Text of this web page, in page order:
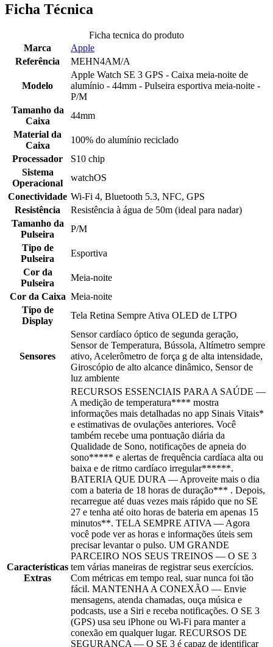
Ficha Técnica
Ficha tecnica do produto
Marca
Apple
Referência
MEHN4AM/A
Modelo
Apple Watch SE 3 GPS - Caixa meia-noite de
alumínio - 44mm - Pulseira esportiva meia-noite -
P/M
Tamanho da
Caixa
44mm
Material da
Caixa
100% do alumínio reciclado
Processador
S10 chip
Sistema
Operacional
watchOS
Conectividade Wi-Fi 4, Bluetooth 5.3, NFC, GPS
Resistência
Resistência à água de 50m (ideal para nadar)
Tamanho da
Pulseira
P/M
Tipo de
Pulseira
Esportiva
Cor da
Pulseira
Meia-noite
Cor da Caixa Meia-noite
Tipo de
Display
Tela Retina Sempre Ativa OLED de LTPO
Sensores
Sensor cardíaco óptico de segunda geração,
Sensor de Temperatura, Bússola, Altímetro sempre
ativo, Acelerômetro de força g de alta intensidade,
Giroscópio de alto alcance dinâmico, Sensor de
luz ambiente
Características
Extras
RECURSOS ESSENCIAIS PARA A SAÚDE —
A medição de temperatura**** mostra
informações mais detalhadas no app Sinais Vitais*
e estimativas de ovulações anteriores. Você
também recebe uma pontuação diária da
Qualidade de Sono, notificações de apneia do
sono***** e alertas de frequência cardíaca alta ou
baixa e de ritmo cardíaco irregular******.
BATERIA QUE DURA — Aproveite mais o dia
com a bateria de 18 horas de duração*** . Depois,
recarregue até duas vezes mais rápido que no SE
27 e tenha até oito horas de bateria em apenas 15
minutos**. TELA SEMPRE ATIVA — Agora
você pode ver as horas e informações úteis sem
precisar levantar o pulso. UM GRANDE
PARCEIRO NOS SEUS TREINOS — O SE 3
tem várias maneiras de registrar seus exercícios.
Com métricas em tempo real, suar nunca foi tão
fácil. MANTENHA A CONEXÃO — Envie
mensagens, atenda chamadas, ouça música e
podcasts, use a Siri e receba notificações. O SE 3
(GPS) usa seu iPhone ou Wi-Fi para manter a
conexão em qualquer lugar. RECURSOS DE
SEGURANÇA — O SE 3 é capaz de identificar